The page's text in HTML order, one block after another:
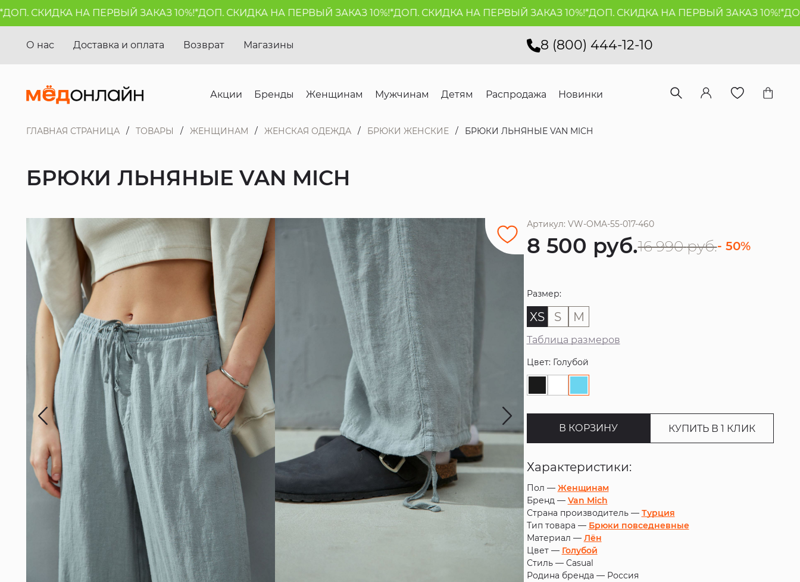
СКИДКА НА ПЕРВЫЙ ЗАКАЗ 10%!*ДОП. СКИДКА НА ПЕРВЫЙ ЗАКАЗ 10%!*ДОП. СКИДКА НА ПЕРВЫЙ ЗАКАЗ 10%!*ДОП. СКИДКА НА ПЕРВЫЙ ЗАКАЗ 10%!*ДОП.
8 (800) 444-12-10
О нас Доставка и оплата Возврат Магазины
Акции Бренды Женщинам Мужчинам Детям Распродажа Новинки
ГЛАВНАЯ СТРАНИЦА ТОВАРЫ ЖЕНЩИНАМ ЖЕНСКАЯ ОДЕЖДА БРЮКИ ЖЕНСКИЕ БРЮКИ ЛЬНЯНЫЕ VAN MICH
БРЮКИ ЛЬНЯНЫЕ VAN MICH
Артикул: VW-OMA-55-017-460
8 500 руб.16 990 руб.- 50%
Размер:
XS S M
Таблица размеров
Цвет: Голубой
В КОРЗИНУ КУПИТЬ В 1 КЛИК
Характеристики:
Пол — Женщинам
Бренд — Van Mich
Страна производитель — Турция
Тип товара — Брюки повседневные
Материал — Лён
Цвет — Голубой
Стиль — Casual
Родина бренда — Россия